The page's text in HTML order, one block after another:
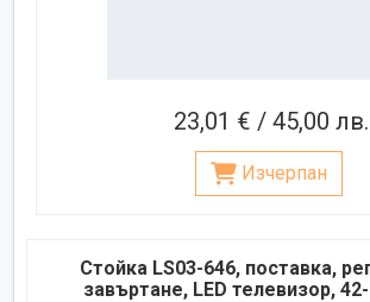
23,01 € / 45,00 лв.
Изчерпан
Стойка LS03-646, поставка,
завъртане, LED телевизор,